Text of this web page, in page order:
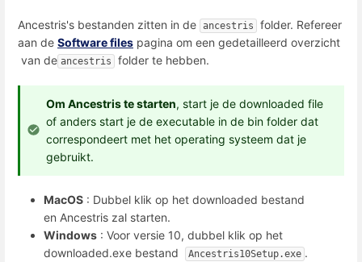
Ancestris's bestanden zitten in de ancestris
folder. Refereer
aan de Software files pagina om een gedetailleerd overzicht
van de ancestris folder te hebben.
Om Ancestris te starten, start je de downloaded file
of anders start je de executable in de bin folder dat
correspondeert met het operating systeem dat je
gebruikt.
MacOS : Dubbel klik op het downloaded bestand
en Ancestris zal starten.
Windows : Voor versie 10, dubbel klik op het
downloaded.exe bestand
Ancestris10Setup.exe .